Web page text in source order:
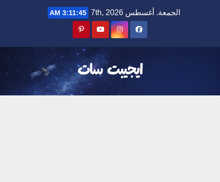
الجمعة. أغسطس 7th, 2026 3:11:46 AM
ايجيبت سات